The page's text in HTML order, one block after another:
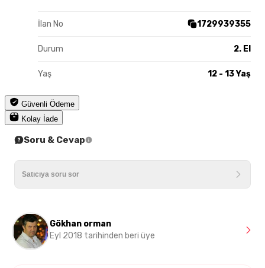
İlan No 1729939355
Durum 2. El
Yaş 12 - 13 Yaş
Güvenli Ödeme
Kolay İade
Soru & Cevap
Gökhan orman
Eyl 2018 tarihinden beri üye